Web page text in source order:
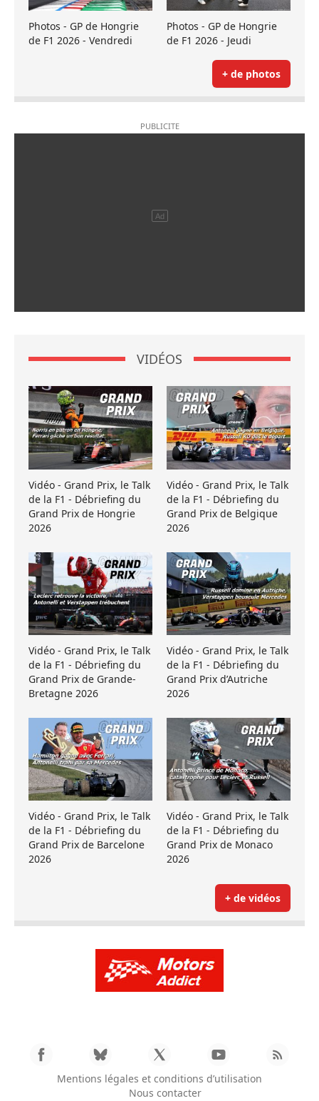
Photos - GP de Hongrie
de F1 2026 - Vendredi
Photos - GP de Hongrie
de F1 2026 - Jeudi
+ de photos
VIDÉOS
Vidéo - Grand Prix, le Talk
de la F1 - Débriefing du
Grand Prix de Hongrie
2026
Vidéo - Grand Prix, le Talk
de la F1 - Débriefing du
Grand Prix de Belgique
2026
Vidéo - Grand Prix, le Talk
de la F1 - Débriefing du
Grand Prix de Grande-
Bretagne 2026
Vidéo - Grand Prix, le Talk
de la F1 - Débriefing du
Grand Prix d’Autriche
2026
Vidéo - Grand Prix, le Talk
de la F1 - Débriefing du
Grand Prix de Barcelone
2026
Vidéo - Grand Prix, le Talk
de la F1 - Débriefing du
Grand Prix de Monaco
2026
+ de vidéos
Mentions légales et conditions d’utilisation
Nous contacter